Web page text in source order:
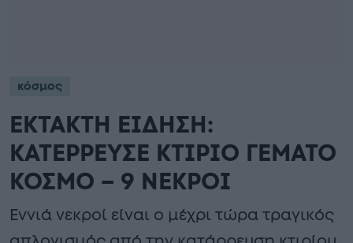
κόσμος
ΕΚΤΑΚΤΗ ΕΙΔΗΣΗ:
ΚΑΤΕΡΡΕΥΣΕ ΚΤΙΡΙΟ ΓΕΜΑΤΟ
ΚΟΣΜΟ – 9 ΝΕΚΡΟΙ
Εννιά νεκροί είναι ο μέχρι τώρα τραγικός